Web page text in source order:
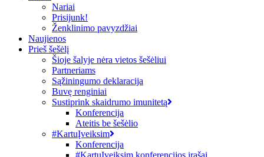
Nariai
Prisijunk!
Ženklinimo pavyzdžiai
Naujienos
Prieš šešėlį
Šioje šalyje nėra vietos šešėliui
Partneriams
Sąžiningumo deklaracija
Buvę renginiai
Sustiprink skaidrumo imunitetą
Konferencija
Ateitis be šešėlio
#KartuĮveiksim
Konferencija
#KartuĮveiksim konferencijos įrašai